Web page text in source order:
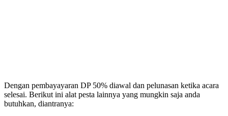
Dengan pembayayaran DP 50% diawal dan pelunasan ketika acara
selesai. Berikut ini alat pesta lainnya yang mungkin saja anda
butuhkan, diantranya: